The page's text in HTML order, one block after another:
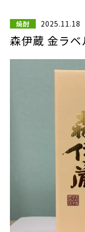
焼酎 2025.11.18
森伊蔵 金ラ